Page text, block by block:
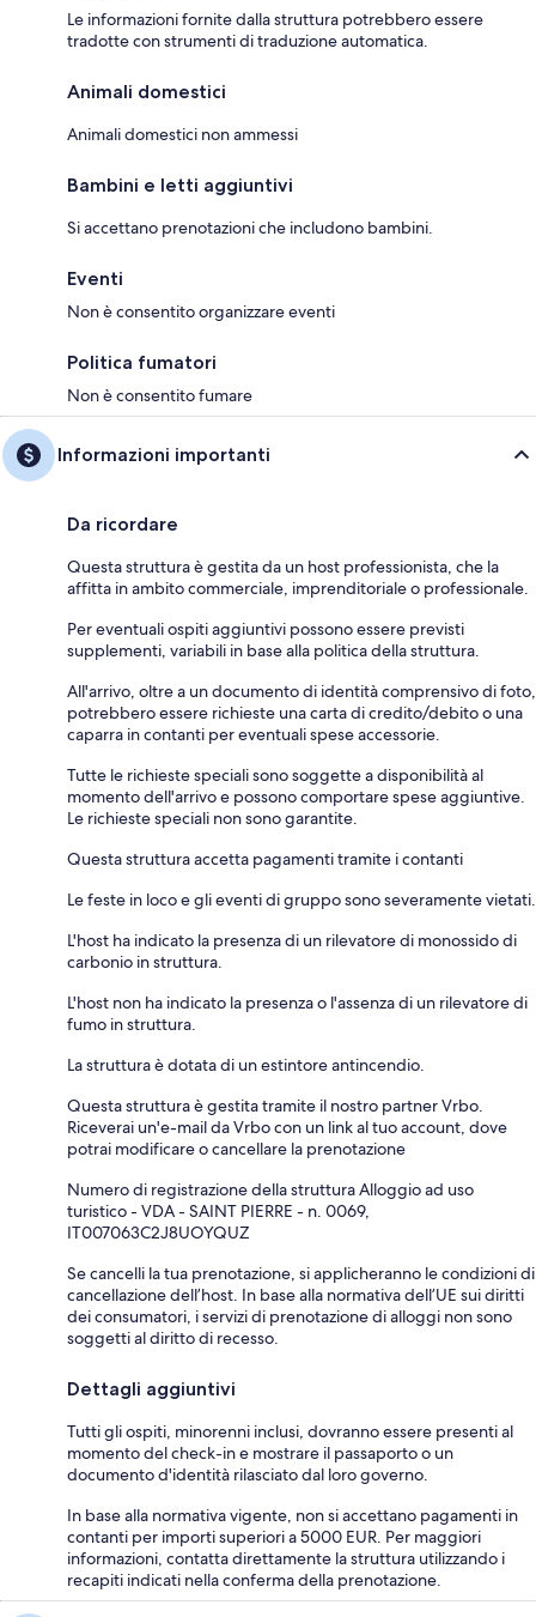
Le informazioni fornite dalla struttura potrebbero essere
tradotte con strumenti di traduzione automatica.
Animali domestici
Animali domestici non ammessi
Bambini e letti aggiuntivi
Si accettano prenotazioni che includono bambini.
Eventi
Non è consentito organizzare eventi
Politica fumatori
Non è consentito fumare
Informazioni importanti
Da ricordare
Questa struttura è gestita da un host professionista, che la
affitta in ambito commerciale, imprenditoriale o professionale.
Per eventuali ospiti aggiuntivi possono essere previsti
supplementi, variabili in base alla politica della struttura.
All'arrivo, oltre a un documento di identità comprensivo di foto,
potrebbero essere richieste una carta di credito/debito o una
caparra in contanti per eventuali spese accessorie.
Tutte le richieste speciali sono soggette a disponibilità al
momento dell'arrivo e possono comportare spese aggiuntive.
Le richieste speciali non sono garantite.
Questa struttura accetta pagamenti tramite i contanti
Le feste in loco e gli eventi di gruppo sono severamente vietati.
L'host ha indicato la presenza di un rilevatore di monossido di
carbonio in struttura.
L'host non ha indicato la presenza o l'assenza di un rilevatore di
fumo in struttura.
La struttura è dotata di un estintore antincendio.
Questa struttura è gestita tramite il nostro partner Vrbo.
Riceverai un'e-mail da Vrbo con un link al tuo account, dove
potrai modificare o cancellare la prenotazione
Numero di registrazione della struttura Alloggio ad uso
turistico - VDA - SAINT PIERRE - n. 0069,
IT007063C2J8UOYQUZ
Se cancelli la tua prenotazione, si applicheranno le condizioni di
cancellazione dell’host. In base alla normativa dell’UE sui diritti
dei consumatori, i servizi di prenotazione di alloggi non sono
soggetti al diritto di recesso.
Dettagli aggiuntivi
Tutti gli ospiti, minorenni inclusi, dovranno essere presenti al
momento del check-in e mostrare il passaporto o un
documento d'identità rilasciato dal loro governo.
In base alla normativa vigente, non si accettano pagamenti in
contanti per importi superiori a 5000 EUR. Per maggiori
informazioni, contatta direttamente la struttura utilizzando i
recapiti indicati nella conferma della prenotazione.